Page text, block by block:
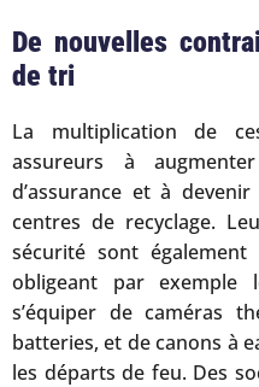
De nouvelles
de tri
La multiplication de
assureurs à
d’assurance et à
centres de recyclage.
sécurité sont également
obligeant par exemple
s’équiper de caméras
batteries, et de canons à
les départs de feu. Des